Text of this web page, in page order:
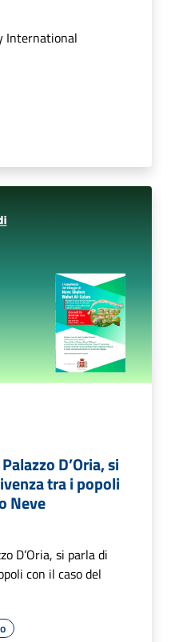
International
D’Oria, si
tra i popoli
Neve
D’Oria, si parla di
con il caso del